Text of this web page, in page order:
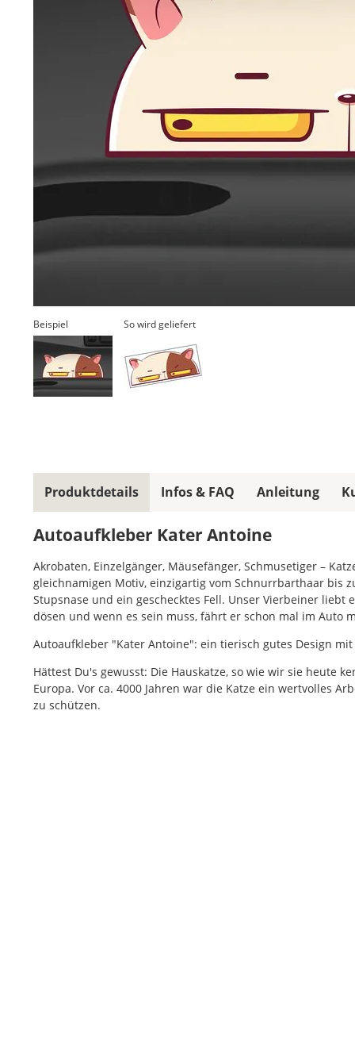
Beispiel So wird geliefert
Produktdetails
Autoaufkleber Kater Antoine
Akrobaten, Einzelgänger, Mäusefänger, Schmusetiger –
gleichnamigen Motiv, einzigartig vom Schnurrbarthaar bis
Stupsnase und ein geschecktes Fell. Unser Vierbeiner
dösen und wenn es sein muss, fährt er schon mal im Auto
Autoaufkleber "Kater Antoine": ein tierisch gutes Design
Hättest Du's gewusst: Die Hauskatze, so wie wir sie heute
Europa. Vor ca. 4000 Jahren war die Katze ein wertvolles
zu schützen.
Infos & FAQ Anleitung